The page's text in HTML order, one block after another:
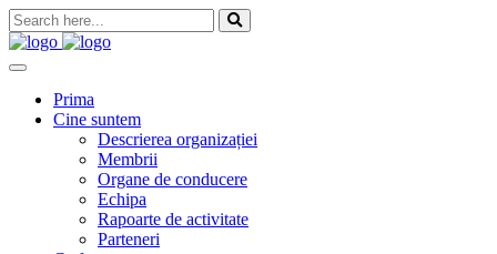
Skip
to
content
Prima
Cine suntem
Descrierea organizației
Membrii
Organe de conducere
Echipa
Rapoarte de activitate
Parteneri